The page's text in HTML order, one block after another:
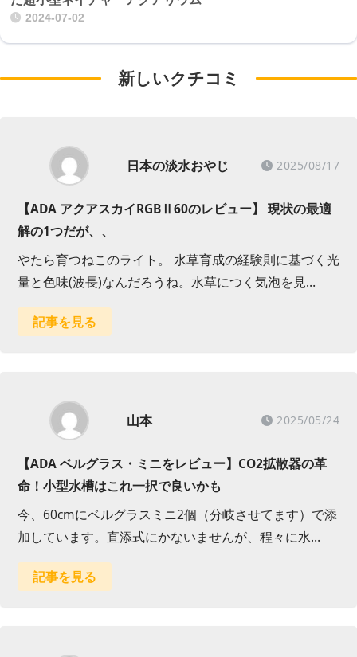
2024-07-02
新しいクチコミ
日本の淡水おやじ 2025/08/17
【ADA アクアスカイRGBⅡ60のレビュー】 現状の最適
解の1つだが、、
やたら育つねこのライト。 水草育成の経験則に基づく光
量と色味(波長)なんだろうね。水草につく気泡を見…
記事を見る
山本 2025/05/24
【ADA ベルグラス・ミニをレビュー】CO2拡散器の革
命！小型水槽はこれ一択で良いかも
今、60cmにベルグラスミニ2個（分岐させてます）で添
加しています。直添式にかないませんが、程々に水…
記事を見る